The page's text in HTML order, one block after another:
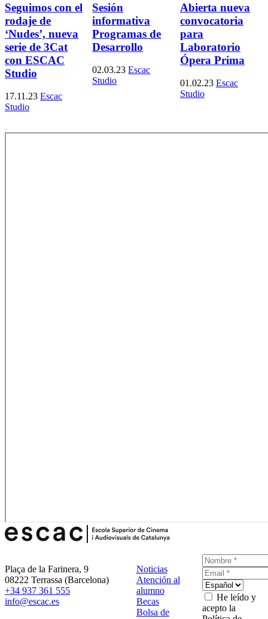
Seguimos con el
rodaje de
‘Nudes’, nueva
serie de 3Cat
con ESCAC
Studio
17.11.23 Escac
Studio
Sesión
informativa
Programas de
Desarrollo
02.03.23 Escac
Studio
Abierta nueva
convocatoria
para
Laboratorio
Ópera Prima
01.02.23 Escac
Studio
Plaça de la Farinera, 9
08222 Terrassa (Barcelona)
+34 937 361 555
info@escac.es
Noticias
Atención al
alumno
Becas
Bolsa de
He leído y
acepto la